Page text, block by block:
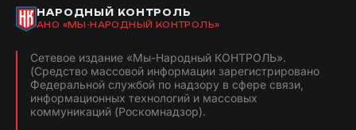
НАРОДНЫЙ КОНТРОЛЬ
АНО «МЫ-НАРОДНЫЙ КОНТРОЛЬ»
Сетевое издание «Мы-Народный КОНТРОЛЬ».
(Средство массовой информации зарегистрировано
Федеральной службой по надзору в сфере связи,
информационных технологий и массовых
коммуникаций (Роскомнадзор).